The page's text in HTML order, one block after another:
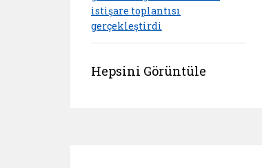
istişare toplantısı
gerçekleştirdi
Hepsini Görüntüle